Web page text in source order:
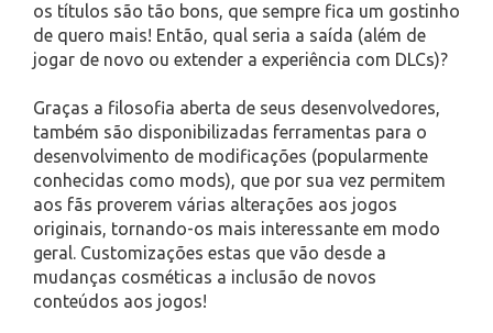
os títulos são tão bons, que sempre fica um gostinho
de quero mais! Então, qual seria a saída (além de
jogar de novo ou extender a experiência com DLCs)?
Graças a filosofia aberta de seus desenvolvedores,
também são disponibilizadas ferramentas para o
desenvolvimento de modificações (popularmente
conhecidas como mods), que por sua vez permitem
aos fãs proverem várias alterações aos jogos
originais, tornando-os mais interessante em modo
geral. Customizações estas que vão desde a
mudanças cosméticas a inclusão de novos
conteúdos aos jogos!